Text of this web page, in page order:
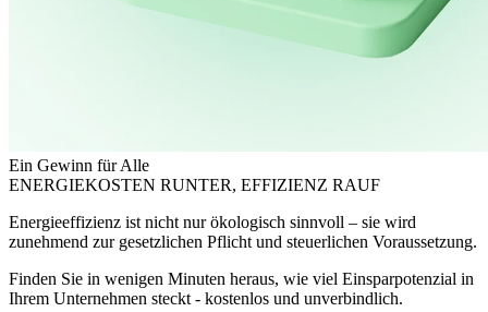
Ein Gewinn für Alle
ENERGIEKOSTEN RUNTER, EFFIZIENZ RAUF
Energieeffizienz ist nicht nur ökologisch sinnvoll – sie wird
zunehmend zur gesetzlichen Pflicht und steuerlichen Voraussetzung.
Finden Sie in wenigen Minuten heraus, wie viel Einsparpotenzial in
Ihrem Unternehmen steckt - kostenlos und unverbindlich.